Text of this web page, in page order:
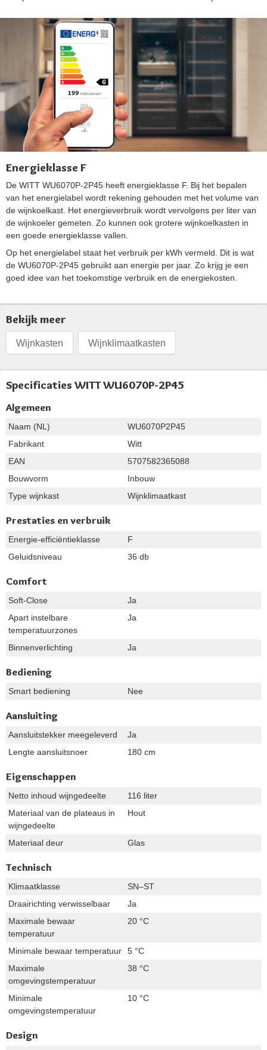
Energieklasse F
De WITT WU6070P-2P45 heeft energieklasse F. Bij het bepalen
van het energielabel wordt rekening gehouden met het volume van
de wijnkoelkast. Het energieverbruik wordt vervolgens per liter van
de wijnkoeler gemeten. Zo kunnen ook grotere wijnkoelkasten in
een goede energieklasse vallen.
Op het energielabel staat het verbruik per kWh vermeld. Dit is wat
de WU6070P-2P45 gebruikt aan energie per jaar. Zo krijg je een
goed idee van het toekomstige verbruik en de energiekosten.
Bekijk meer
Wijnkasten Wijnklimaatkasten
Specificaties WITT WU6070P-2P45
Algemeen
Naam (NL)
WU6070P2P45
Fabrikant
Witt
EAN
5707582365088
Bouwvorm
Inbouw
Type wijnkast
Wijnklimaatkast
Prestaties en verbruik
Energie-efficiëntieklasse
F
Geluidsniveau
36 db
Comfort
Soft-Close
Ja
Apart instelbare
temperatuurzones
Ja
Binnenverlichting Ja
Bediening
Smart bediening Nee
Aansluiting
Aansluitstekker meegeleverd
Ja
Lengte aansluitsnoer
180 cm
Eigenschappen
Netto inhoud wijngedeelte
116 liter
Materiaal van de plateaus in
wijngedeelte
Hout
Materiaal deur Glas
Technisch
Klimaatklasse
SN–ST
Draairichting verwisselbaar
Ja
Maximale bewaar
temperatuur
20 °C
Minimale bewaar temperatuur
5 °C
Maximale
omgevingstemperatuur
38 °C
Minimale
omgevingstemperatuur
10 °C
Design